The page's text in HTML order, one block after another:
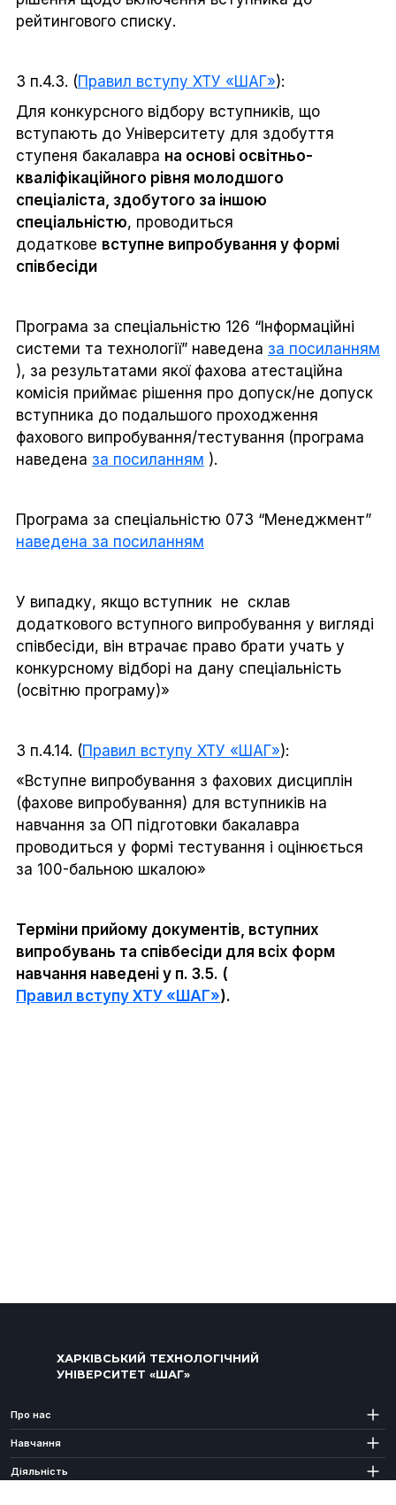
рейтингового списку.
З п.4.3. (Правил вступу ХТУ «ШАГ»):
Для конкурсного відбору вступників, що
вступають до Університету для здобуття
ступеня бакалавра на основі освітньо-
кваліфікаційного рівня молодшого
спеціаліста, здобутого за іншою
спеціальністю, проводиться
додаткове вступне випробування у формі
співбесіди
Програма за спеціальністю 126 “Інформаційні
системи та технології” наведена за посиланням
), за результатами якої фахова атестаційна
комісія приймає рішення про допуск/не допуск
вступника до подальшого проходження
фахового випробування/тестування (програма
наведена за посиланням ).
Програма за спеціальністю 073 “Менеджмент”
наведена за посиланням
У випадку, якщо вступник не склав
додаткового вступного випробування у вигляді
співбесіди, він втрачає право брати учать у
конкурсному відборі на дану спеціальність
(освітню програму)»
З п.4.14. (Правил вступу ХТУ «ШАГ»):
«Вступне випробування з фахових дисциплін
(фахове випробування) для вступників на
навчання за ОП підготовки бакалавра
проводиться у формі тестування і оцінюється
за 100-бальною шкалою»
Терміни прийому документів, вступних
випробувань та співбесіди для всіх форм
навчання наведені у п. 3.5. (
Правил вступу ХТУ «ШАГ»).
ХАРКІВСЬКИЙ ТЕХНОЛОГІЧНИЙ
УНІВЕРСИТЕТ «ШАГ»
Про нас
Навчання
Діяльність